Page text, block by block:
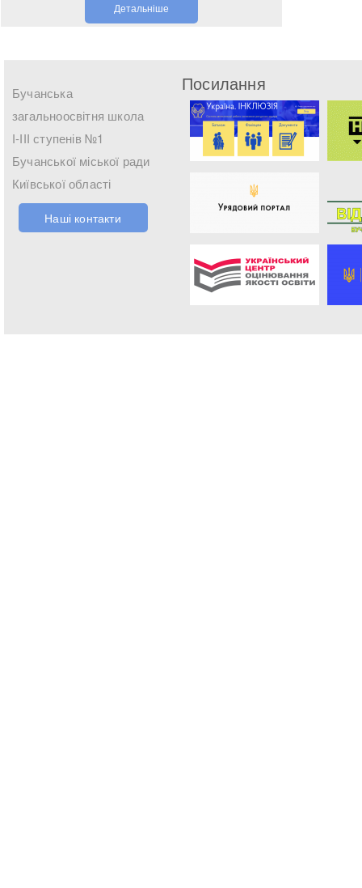
Детальніше
Бучанська
загальноосвітня школа
І-ІІІ ступенів №1
Бучанської міської ради
Київської області
Наші контакти
Посилання